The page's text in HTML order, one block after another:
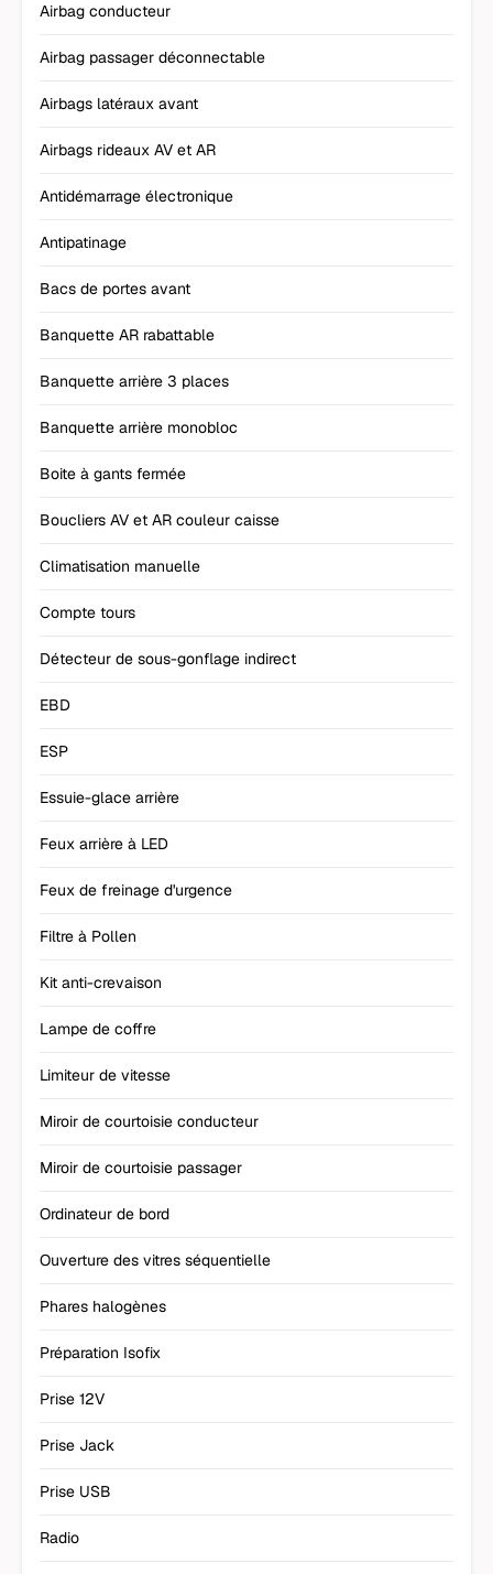
Airbag conducteur
Airbag passager déconnectable
Airbags latéraux avant
Airbags rideaux AV et AR
Antidémarrage électronique
Antipatinage
Bacs de portes avant
Banquette AR rabattable
Banquette arrière 3 places
Banquette arrière monobloc
Boite à gants fermée
Boucliers AV et AR couleur caisse
Climatisation manuelle
Compte tours
Détecteur de sous-gonflage indirect
EBD
ESP
Essuie-glace arrière
Feux arrière à LED
Feux de freinage d'urgence
Filtre à Pollen
Kit anti-crevaison
Lampe de coffre
Limiteur de vitesse
Miroir de courtoisie conducteur
Miroir de courtoisie passager
Ordinateur de bord
Ouverture des vitres séquentielle
Phares halogènes
Préparation Isofix
Prise 12V
Prise Jack
Prise USB
Radio